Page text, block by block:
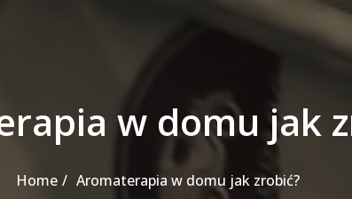
w domu jak
Home Aromaterapia w domu jak zrobić?